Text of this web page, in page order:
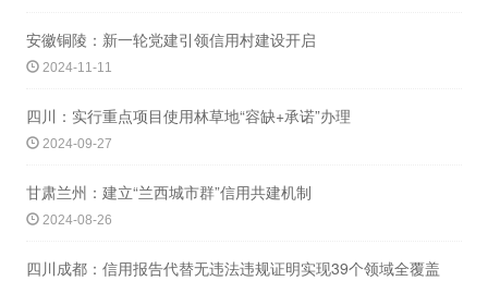
安徽铜陵：新一轮党建引领信用村建设开启
2024-11-11
四川：实行重点项目使用林草地“容缺+承诺”办理
2024-09-27
甘肃兰州：建立“兰西城市群”信用共建机制
2024-08-26
四川成都：信用报告代替无违法违规证明实现39个领域全覆盖